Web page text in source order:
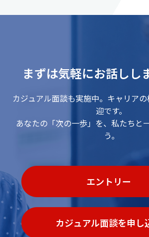
まずは気軽にお話しし
カジュアル面談も実施中。キャリア
迎です。
あなたの「次の一歩」を、私たちと
う。
エントリー
カジュアル面談を申し